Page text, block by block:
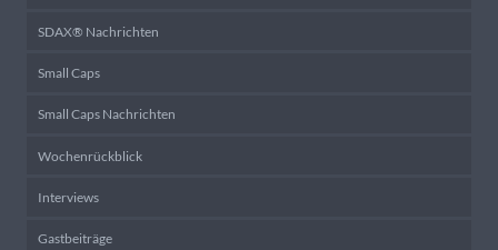
SDAX® Nachrichten
Small Caps
Small Caps Nachrichten
Wochenrückblick
Interviews
Gastbeiträge